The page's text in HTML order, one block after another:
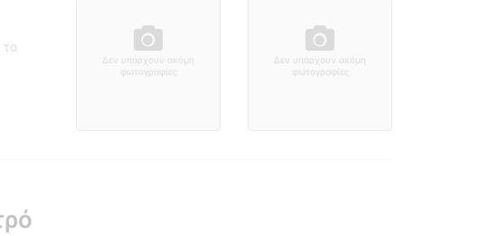
Δεν υπάρχουν ακόμη
φωτογραφίες
Δεν υπάρχουν ακόμη
φωτογραφίες